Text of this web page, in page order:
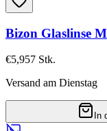
Bizon Glaslinse
€5,957 Stk.
Versand am Dienstag
In